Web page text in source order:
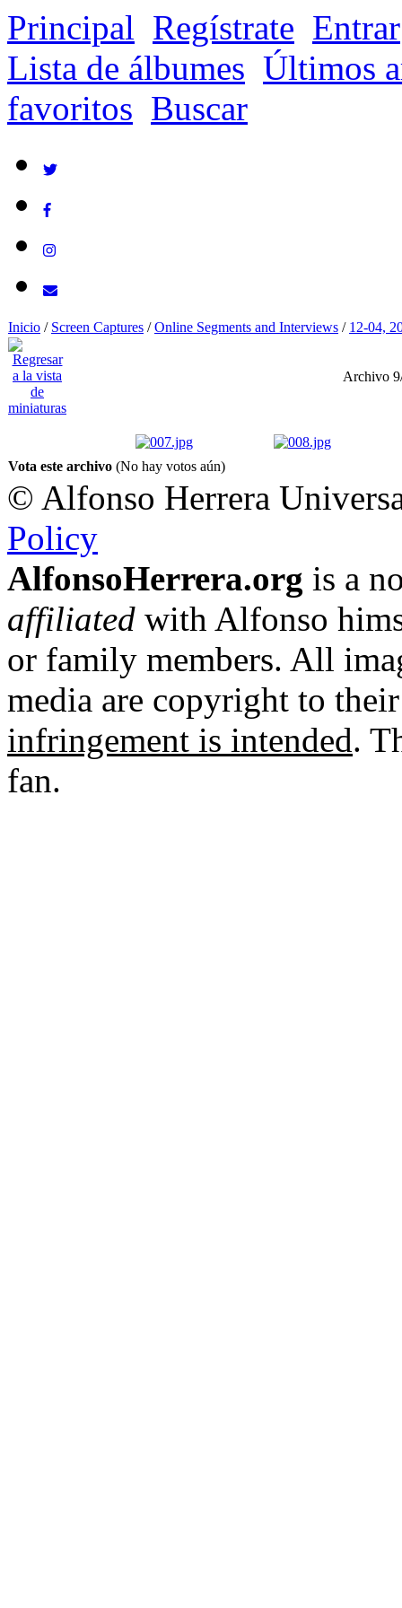
Principal Regístrate Entrar
Lista de álbumes Últimos
favoritos Buscar
Inicio / Screen Captures /Online Segments and Interviews / 12-04,
Archivo
Vota este archivo (No hay votos aún)
© Alfonso Herrera
Policy
AlfonsoHerrera.org is a
affiliated with Alfonso
or family members. All
media are copyright to
infringement is intended.
fan.